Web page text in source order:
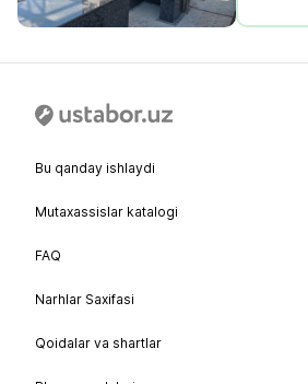
Bu qanday ishlaydi
Mutaxassislar katalogi
FAQ
Narhlar Saxifasi
Qoidalar va shartlar